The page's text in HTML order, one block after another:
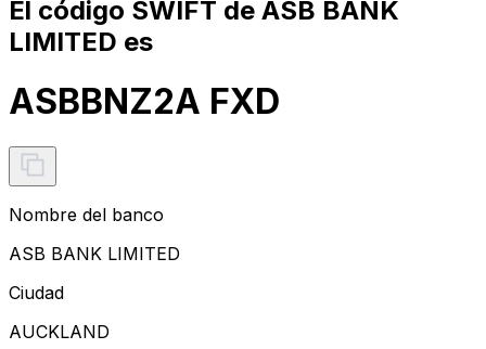
El código SWIFT de ASB BANK
LIMITED es
ASBBNZ2A FXD
Nombre del banco
ASB BANK LIMITED
Ciudad
AUCKLAND